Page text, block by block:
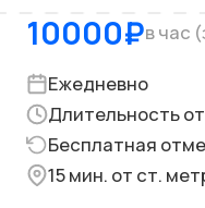
10000₽в час
Ежедневно
Длительность от
Бесплатная
15 мин. от ст.